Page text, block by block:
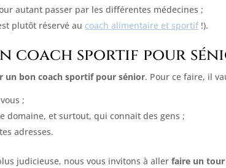
autant passer par les différentes médecines ;
plutôt réservé au coach alimentaire et sportif!).
coach sportif pour
un bon coach sportif pour sénior. Pour ce faire, il
;
domaine, et surtout, qui connait des gens ;
adresses.
judicieuse, nous vous invitons à aller faire un